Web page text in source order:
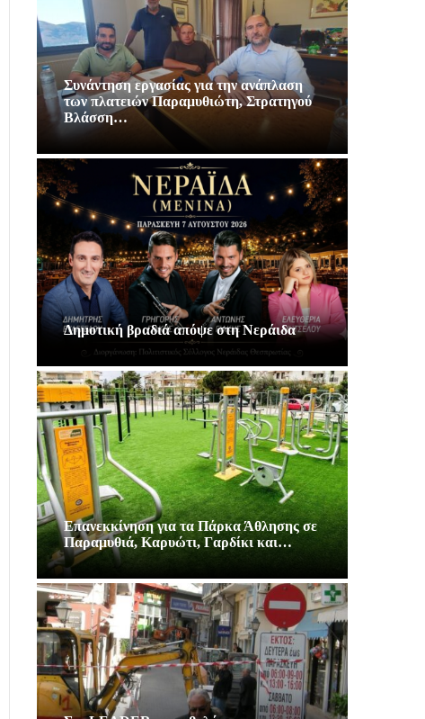
Συνάντηση εργασίας για την ανάπλαση
των πλατειών Παραμυθιώτη, Στρατηγού
Βλάσση…
Δημοτική βραδιά απόψε στη Νεράιδα
Επανεκκίνηση για τα Πάρκα Άθλησης σε
Παραμυθιά, Καρυώτι, Γαρδίκι και…